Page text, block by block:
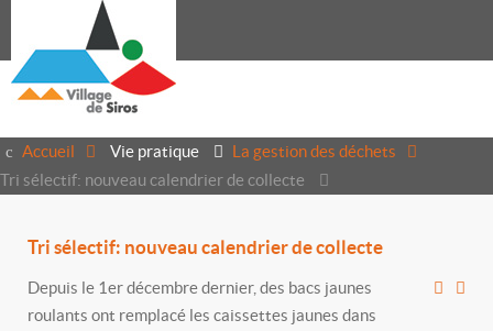
Accueil Vie pratique
La gestion des déchets
Tri sélectif: nouveau calendrier de collecte
Tri sélectif: nouveau calendrier de collecte
Depuis le 1er décembre dernier, des bacs jaunes
roulants ont remplacé les caissettes jaunes dans